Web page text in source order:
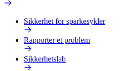
Sikkerhet for sparkesykler
Rapporter et problem
Sikkerhetslab